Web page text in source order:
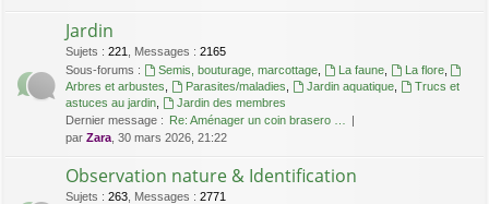
Jardin
Sujets : 221 Messages : 2165
Sous-forums :
Semis, bouturage, marcottage, La faune, La flore,
Arbres et arbustes
Parasites/maladies Jardin aquatique,
Trucs et
astuces au jardin
Jardin des membres
Dernier message : Re: Aménager un coin brasero …
par Zara , 30 mars 2026, 21:22
Observation nature & Identification
Sujets : 263 Messages : 2771